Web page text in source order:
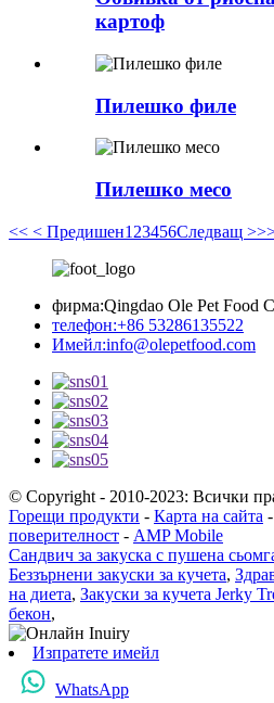
картоф
Пилешко филе
Пилешко месо
<< < Предишен1 23456Следващ >
фирма:Qingdao Ole Pet Food
телефон:+86 53286135522
Имейл:info@olepetfood.com
© Copyright - 2010-2023: Всички
Горещи продукти - Карта на сайта -
поверителност - AMP Mobile
Сандвич за закуска с пушена
Беззърнени закуски за кучета,
на диета, Закуски за кучета Jerky
бекон,
Изпратете имейл
WhatsApp